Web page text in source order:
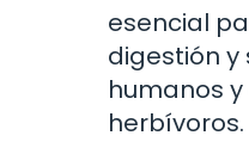
esencial
digestión y
humanos
herbívoros.